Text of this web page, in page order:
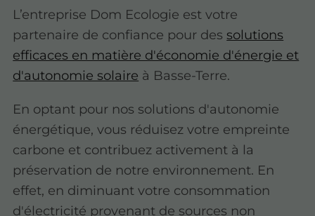
L’entreprise Dom Ecologie est votre
partenaire de confiance pour dessolutions
efficaces en matière d'économie d'énergie et
d'autonomie solaire à Basse-Terre.
En optant pour nos solutions d'autonomie
énergétique, vous réduisez votre empreinte
carbone et contribuez activement à la
préservation de notre environnement. En
effet, en diminuant votre consommation
d'électricité provenant de sources non